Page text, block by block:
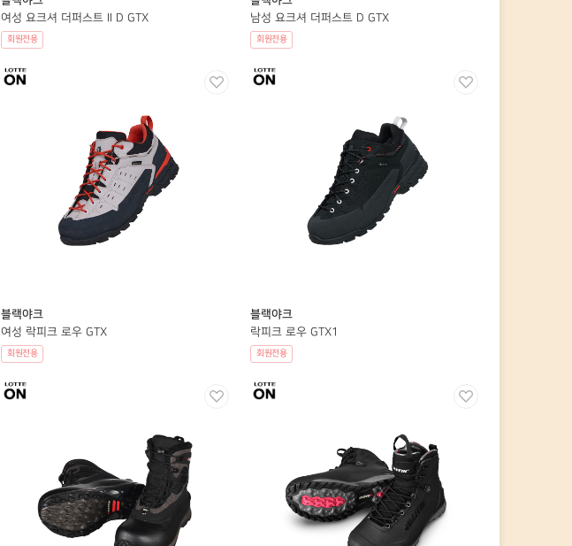
여성 요크셔 더퍼스트 II D GTX
회원전용
남성 요크셔 더퍼스트 D GTX
회원전용
블랙야크
여성 락피크 로우 GTX
회원전용
블랙야크
락피크 로우 GTX1
회원전용